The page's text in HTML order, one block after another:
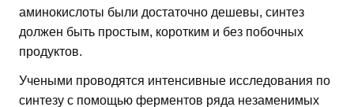
аминокислоты были достаточно дешевы, синтез
должен быть простым, коротким и без побочных
продуктов.
Учеными проводятся интенсивные исследования по
синтезу с помощью ферментов ряда незаменимых